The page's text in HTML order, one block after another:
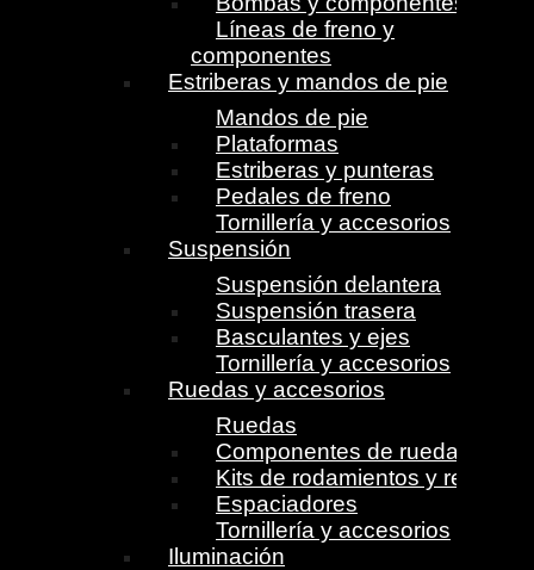
Líneas de freno y
componentes
Estriberas y mandos de pie
Mandos de pie
Plataformas
Estriberas y punteras
Pedales de freno
Tornillería y accesorios
Suspensión
Suspensión delantera
Suspensión trasera
Basculantes y ejes
Tornillería y accesorios
Ruedas y accesorios
Ruedas
Componentes de ruedas
Kits de rodamientos y retenes
Espaciadores
Tornillería y accesorios
Iluminación